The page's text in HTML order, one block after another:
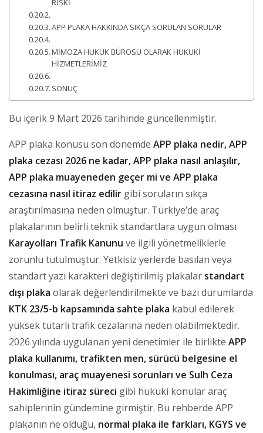
RİSKİ
APP PLAKA HAKKINDA SIKÇA SORULAN SORULAR
MİMOZA HUKUK BÜROSU OLARAK HUKUKİ
HİZMETLERİMİZ
SONUÇ
Bu içerik 9 Mart 2026 tarihinde güncellenmiştir.
APP plaka konusu son dönemde APP plaka nedir, APP
plaka cezası 2026 ne kadar, APP plaka nasıl anlaşılır,
APP plaka muayeneden geçer mi ve APP plaka
cezasına nasıl itiraz edilir gibi soruların sıkça
araştırılmasına neden olmuştur. Türkiye’de araç
plakalarının belirli teknik standartlara uygun olması
Karayolları Trafik Kanunu ve ilgili yönetmeliklerle
zorunlu tutulmuştur. Yetkisiz yerlerde basılan veya
standart yazı karakteri değiştirilmiş plakalar standart
dışı plaka olarak değerlendirilmekte ve bazı durumlarda
KTK 23/5-b kapsamında sahte plaka kabul edilerek
yüksek tutarlı trafik cezalarına neden olabilmektedir.
2026 yılında uygulanan yeni denetimler ile birlikte APP
plaka kullanımı, trafikten men, sürücü belgesine el
konulması, araç muayenesi sorunları ve Sulh Ceza
Hakimliğine itiraz süreci gibi hukuki konular araç
sahiplerinin gündemine girmiştir. Bu rehberde APP
plakanın ne olduğu, normal plaka ile farkları, KGYS ve